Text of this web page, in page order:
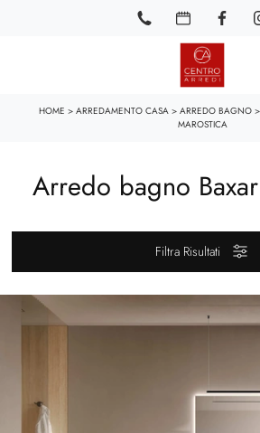
HOME > ARREDAMENTO CASA> ARREDO BAGNO>
MAROSTICA
Arredo bagno
Filtra Risultati